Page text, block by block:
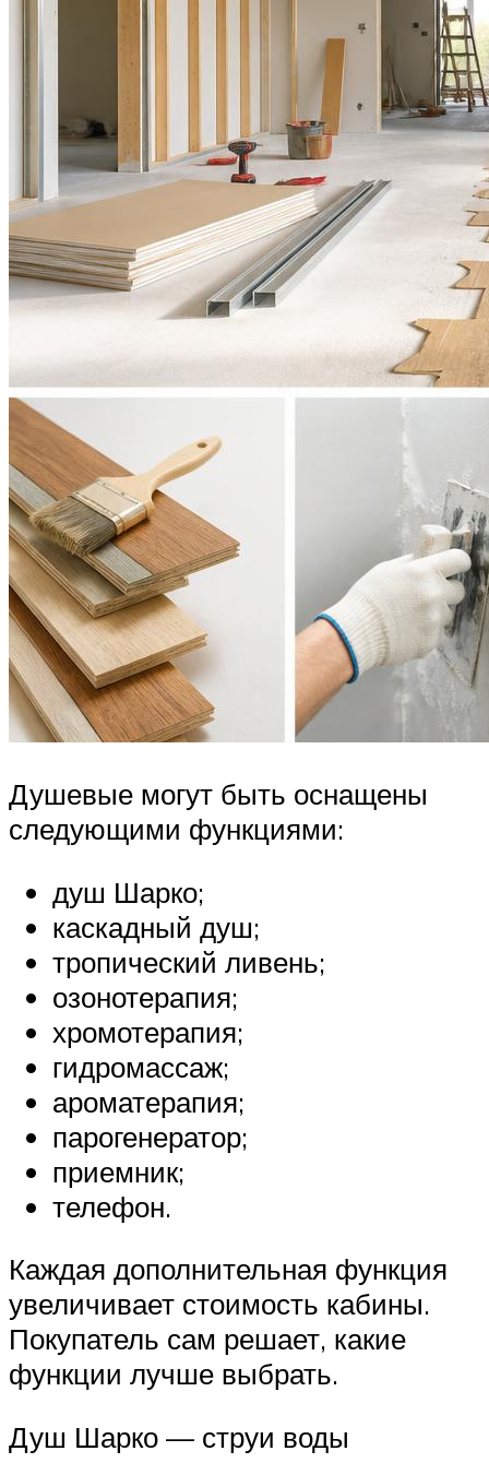
Душевые могут быть оснащены
следующими функциями:
душ Шарко;
каскадный душ;
тропический ливень;
озонотерапия;
хромотерапия;
гидромассаж;
ароматерапия;
парогенератор;
приемник;
телефон.
Каждая дополнительная функция
увеличивает стоимость кабины.
Покупатель сам решает, какие
функции лучше выбрать.
Душ Шарко — струи воды